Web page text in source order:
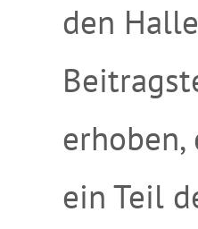
den
erhoben,
ein Teil